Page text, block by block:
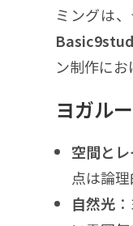
ミングは
ン制作に
ヨガル
空間と
点は論
自然光